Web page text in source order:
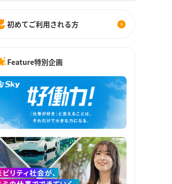
初めてご利用される方
Feature特別企画